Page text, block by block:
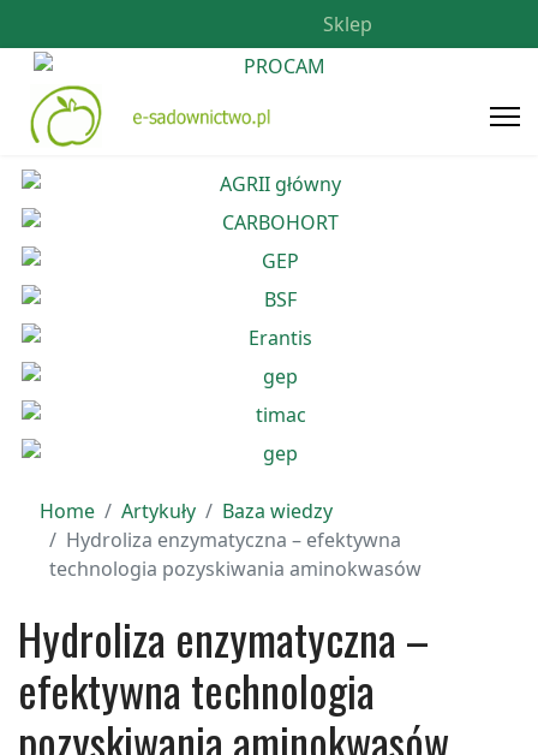
Sklep
Home Artykuły
Baza wiedzy
Hydroliza enzymatyczna – efektywna
technologia pozyskiwania aminokwasów
Hydroliza enzymatyczna –
efektywna technologia
pozyskiwania aminokwasów